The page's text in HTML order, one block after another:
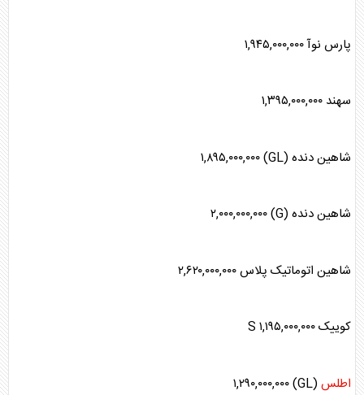
پارس نوآ ۱,۹۴۵,۰۰۰,۰۰۰
سهند ۱,۳۹۵,۰۰۰,۰۰۰
شاهین دنده (GL) ۱,۸۹۵,۰۰۰,۰۰۰
شاهین دنده (G) ۲,۰۰۰,۰۰۰,۰۰۰
شاهین اتوماتیک پلاس ۲,۶۲۰,۰۰۰,۰۰۰
کوییک S ۱,۱۹۵,۰۰۰,۰۰۰
اطلس (GL) ۱,۲۹۰,۰۰۰,۰۰۰